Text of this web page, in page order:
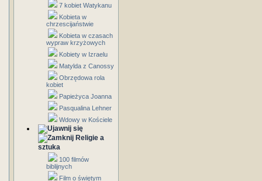
7 kobiet Watykanu
Kobieta w
chrzescijaństwie
Kobieta w czasach
wypraw krzyżowych
Kobiety w Izraelu
Matylda z Canossy
Obrzędowa rola
kobiet
Papieżyca Joanna
Pasqualina Lehner
Wdowy w Kościele
Religie a
sztuka
100 filmów
biblijnych
Film o świętym